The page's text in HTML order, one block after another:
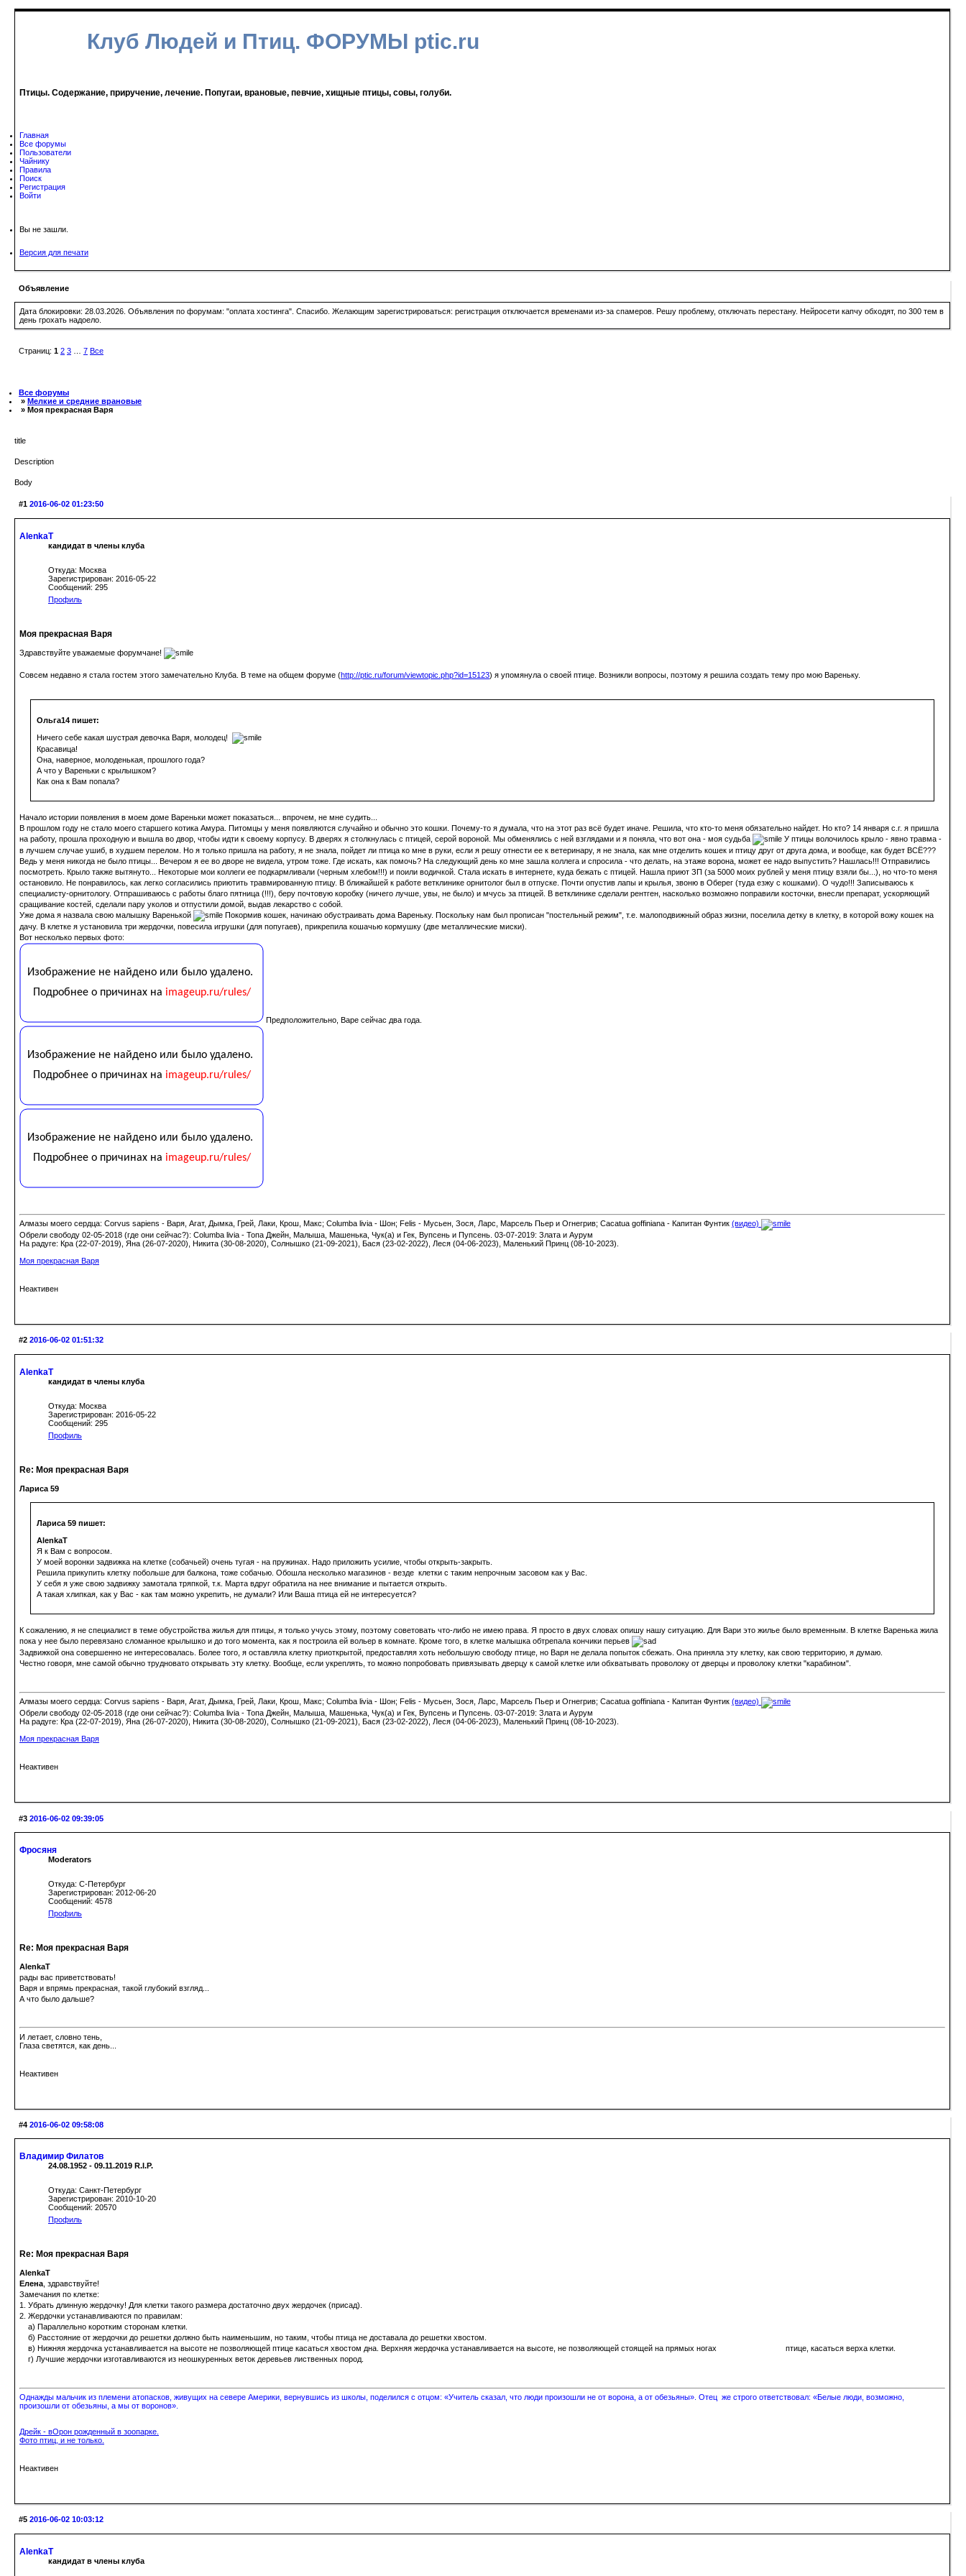
Клуб Людей и Птиц. ФОРУМЫ ptic.ru
Птицы. Содержание, приручение, лечение. Попугаи, врановые, певчие, хищные птицы, совы, голуби.
Главная
Все форумы
Пользователи
Чайнику
Правила
Поиск
Регистрация
Войти
Вы не зашли.
Версия для печати
Объявление
Дата блокировки: 28.03.2026. Объявления по форумам: "оплата хостинга". Спасибо. Желающим зарегистрироваться: регистрация отключается временами из-за спамеров. Решу проблему, отключать перестану. Нейросети капчу обходят, по 300 тем в
день грохать надоело.
Страниц: 1 2 3 … 7 Все
Все форумы
» Мелкие и средние врановые
» Моя прекрасная Варя
title
Description
Body
#1 2016-06-02 01:23:50
AlenkaT
кандидат в члены клуба
Откуда: Москва
Зарегистрирован: 2016-05-22
Сообщений: 295
Профиль
Моя прекрасная Варя
Здравствуйте уважаемые форумчане!
Совсем недавно я стала гостем этого замечательно Клуба. В теме на общем форуме (http://ptic.ru/forum/viewtopic.php?id=15123) я упомянула о своей птице. Возникли вопросы, поэтому я решила создать тему про мою Вареньку.
Ольга14 пишет:
Ничего себе какая шустрая девочка Варя, молодец!
Красавица!
Она, наверное, молоденькая, прошлого года?
А что у Вареньки с крылышком?
Как она к Вам попала?
Начало истории появления в моем доме Вареньки может показаться... впрочем, не мне судить...
В прошлом году не стало моего старшего котика Амура. Питомцы у меня появляются случайно и обычно это кошки. Почему-то я думала, что на этот раз всё будет иначе. Решила, что кто-то меня обязательно найдет. Но кто? 14 января с.г. я пришла
на работу, прошла проходную и вышла во двор, чтобы идти к своему корпусу. В дверях я столкнулась с птицей, серой вороной. Мы обменялись с ней взглядами и я поняла, что вот она - моя судьба
У птицы волочилось крыло - явно травма -
в лучшем случае ушиб, в худшем перелом. Но я только пришла на работу, я не знала, пойдет ли птица ко мне в руки, если я решу отнести ее к ветеринару, я не знала, как мне отделить кошек и птицу друг от друга дома, и вообще, как будет ВСЁ???
Ведь у меня никогда не было птицы... Вечером я ее во дворе не видела, утром тоже. Где искать, как помочь? На следующий день ко мне зашла коллега и спросила - что делать, на этаже ворона, может ее надо выпустить? Нашлась!!! Отправились
посмотреть. Крыло также вытянуто... Некоторые мои коллеги ее подкармливали (черным хлебом!!!) и поили водичкой. Стала искать в интернете, куда бежать с птицей. Нашла приют ЗП (за 5000 моих рублей у меня птицу взяли бы...), но что-то меня
остановило. Не понравилось, как легко согласились приютить травмированную птицу. В ближайшей к работе ветклинике орнитолог был в отпуске. Почти опустив лапы и крылья, звоню в Оберег (туда езжу с кошками). О чудо!!! Записываюсь к
специалисту-орнитологу. Отпрашиваюсь с работы благо пятница (!!!), беру почтовую коробку (ничего лучше, увы, не было) и мчусь за птицей. В ветклинике сделали рентген, насколько возможно поправили косточки, внесли препарат, ускоряющий
сращивание костей, сделали пару уколов и отпустили домой, выдав лекарство с собой.
Уже дома я назвала свою малышку Варенькой
Покормив кошек, начинаю обустраивать дома Вареньку. Поскольку нам был прописан "постельный режим", т.е. малоподвижный образ жизни, поселила детку в клетку, в которой вожу кошек на
дачу. В клетке я установила три жердочки, повесила игрушки (для попугаев), прикрепила кошачью кормушку (две металлические миски).
Вот несколько первых фото:
Предположительно, Варе сейчас два года.
Алмазы моего сердца: Corvus sapiens - Варя, Агат, Дымка, Грей, Лаки, Крош, Макс; Columba livia - Шон; Felis - Мусьен, Зося, Ларс, Марсель Пьер и Огнегрив; Cacatua goffiniana - Капитан Фунтик (видео)
Обрели свободу 02-05-2018 (где они сейчас?): Columba livia - Топа Джейн, Малыша, Машенька, Чук(а) и Гек, Вупсень и Пупсень. 03-07-2019: Злата и Аурум
На радуге: Кра (22-07-2019), Яна (26-07-2020), Никита (30-08-2020), Солнышко (21-09-2021), Бася (23-02-2022), Леся (04-06-2023), Маленький Принц (08-10-2023).
Моя прекрасная Варя
Неактивен
#2 2016-06-02 01:51:32
AlenkaT
кандидат в члены клуба
Откуда: Москва
Зарегистрирован: 2016-05-22
Сообщений: 295
Профиль
Re: Моя прекрасная Варя
Лариса 59
Лариса 59 пишет:
AlenkaT
Я к Вам с вопросом.
У моей воронки задвижка на клетке (собачьей) очень тугая - на пружинах. Надо приложить усилие, чтобы открыть-закрыть.
Решила прикупить клетку побольше для балкона, тоже собачью. Обошла несколько магазинов - везде клетки с таким непрочным засовом как у Вас.
У себя я уже свою задвижку замотала тряпкой, т.к. Марта вдруг обратила на нее внимание и пытается открыть.
А такая хлипкая, как у Вас - как там можно укрепить, не думали? Или Ваша птица ей не интересуется?
К сожалению, я не специалист в теме обустройства жилья для птицы, я только учусь этому, поэтому советовать что-либо не имею права. Я просто в двух словах опишу нашу ситуацию. Для Вари это жилье было временным. В клетке Варенька жила
пока у нее было перевязано сломанное крылышко и до того момента, как я построила ей вольер в комнате. Кроме того, в клетке малышка обтрепала кончики перьев
Задвижкой она совершенно не интересовалась. Более того, я оставляла клетку приоткрытой, предоставляя хоть небольшую свободу птице, но Варя не делала попыток сбежать. Она приняла эту клетку, как свою территорию, я думаю.
Честно говоря, мне самой обычно трудновато открывать эту клетку. Вообще, если укреплять, то можно попробовать привязывать дверцу к самой клетке или обхватывать проволоку от дверцы и проволоку клетки "карабином".
Алмазы моего сердца: Corvus sapiens - Варя, Агат, Дымка, Грей, Лаки, Крош, Макс; Columba livia - Шон; Felis - Мусьен, Зося, Ларс, Марсель Пьер и Огнегрив; Cacatua goffiniana - Капитан Фунтик (видео)
Обрели свободу 02-05-2018 (где они сейчас?): Columba livia - Топа Джейн, Малыша, Машенька, Чук(а) и Гек, Вупсень и Пупсень. 03-07-2019: Злата и Аурум
На радуге: Кра (22-07-2019), Яна (26-07-2020), Никита (30-08-2020), Солнышко (21-09-2021), Бася (23-02-2022), Леся (04-06-2023), Маленький Принц (08-10-2023).
Моя прекрасная Варя
Неактивен
#3 2016-06-02 09:39:05
Фросяня
Moderators
Откуда: С-Петербург
Зарегистрирован: 2012-06-20
Сообщений: 4578
Профиль
Re: Моя прекрасная Варя
AlenkaT
рады вас приветствовать!
Варя и впрямь прекрасная, такой глубокий взгляд...
А что было дальше?
И летает, словно тень,
Глаза светятся, как день...
Неактивен
#4 2016-06-02 09:58:08
Владимир Филатов
24.08.1952 - 09.11.2019 R.I.P.
Откуда: Санкт-Петербург
Зарегистрирован: 2010-10-20
Сообщений: 20570
Профиль
Re: Моя прекрасная Варя
AlenkaT
Елена , здравствуйте!
Замечания по клетке:
1. Убрать длинную жердочку! Для клетки такого размера достаточно двух жердочек (присад).
2. Жердочки устанавливаются по правилам:
а) Параллельно коротким сторонам клетки.
б) Расстояние от жердочки до решетки должно быть наименьшим, но таким, чтобы птица не доставала до решетки хвостом.
в) Нижняя жердочка устанавливается на высоте не позволяющей птице касаться хвостом дна. Верхняя жердочка устанавливается на высоте, не позволяющей стоящей на прямых ногах птице, касаться верха клетки.
г) Лучшие жердочки изготавливаются из неошкуренных веток деревьев лиственных пород.
Однажды мальчик из племени атопасков, живущих на севере Америки, вернувшись из школы, поделился с отцом: «Учитель сказал, что люди произошли не от ворона, а от обезьяны». Отец же строго ответствовал: «Белые люди, возможно,
произошли от обезьяны, а мы от воронов».
Дрейк - вОрон рожденный в зоопарке.
Фото птиц, и не только.
Неактивен
#5 2016-06-02 10:03:12
AlenkaT
кандидат в члены клуба